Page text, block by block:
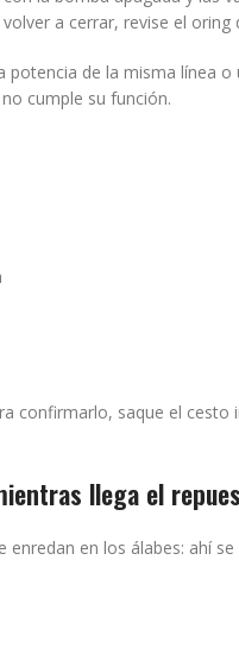
a cerrar, revise el
potencia de la misma
cumple su función.
confirmarlo, saque el
llega el
en los álabes: ahí